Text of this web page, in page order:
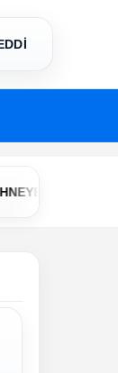
ADIM